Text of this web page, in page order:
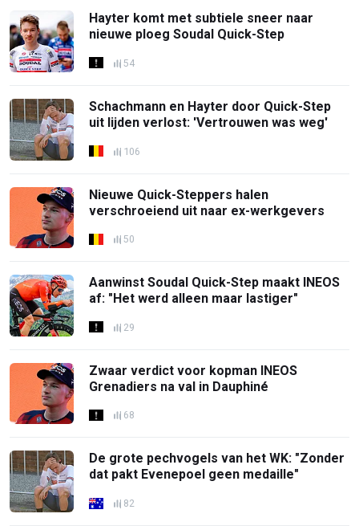
Hayter komt met subtiele sneer naar
nieuwe ploeg Soudal Quick-Step
54
Schachmann en Hayter door Quick-Step
uit lijden verlost: 'Vertrouwen was weg'
106
Nieuwe Quick-Steppers halen
verschroeiend uit naar ex-werkgevers
50
Aanwinst Soudal Quick-Step maakt INEOS
af: "Het werd alleen maar lastiger"
29
Zwaar verdict voor kopman INEOS
Grenadiers na val in Dauphiné
68
De grote pechvogels van het WK: "Zonder
dat pakt Evenepoel geen medaille"
82